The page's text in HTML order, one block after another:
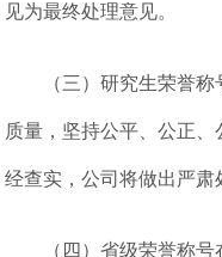
见为最终处理意见。
（三）研究生荣誉
质量，坚持公平、公正
经查实，公司将做出严肃
（四）省级荣誉称